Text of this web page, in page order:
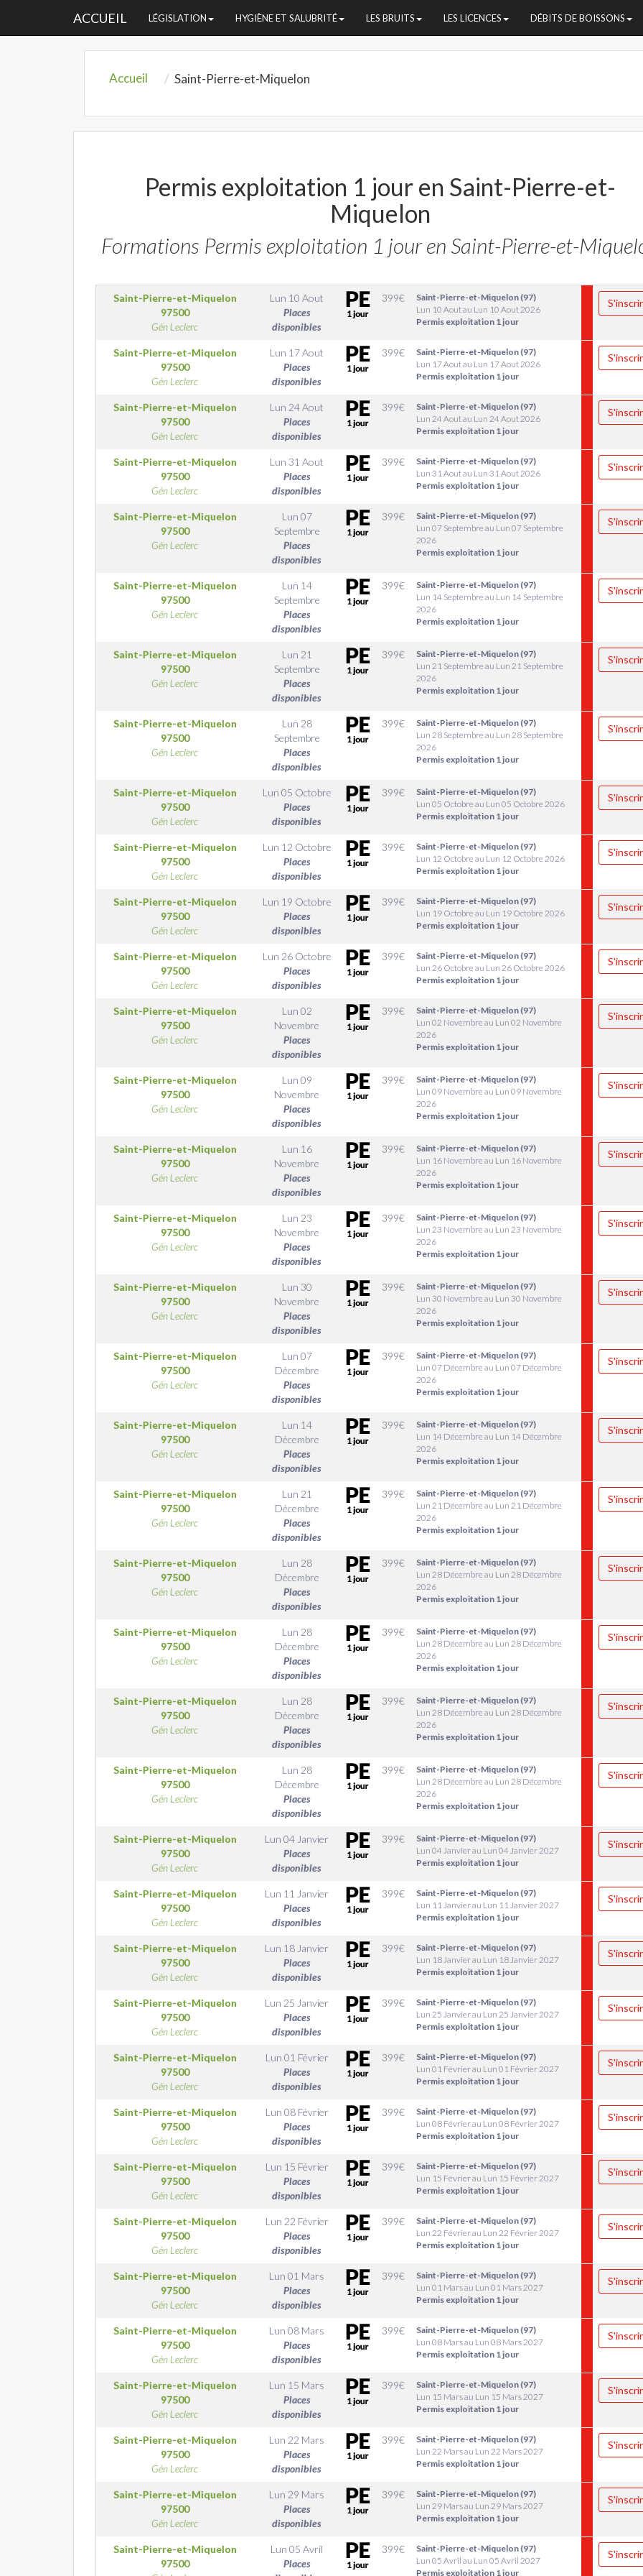
ACCUEIL LÉGISLATION HYGIÈNE ET SALUBRITÉ LES BRUITS LES LICENCES DÉBITS DE BOISSONS
Accueil Saint-Pierre-et-Miquelon
Permis exploitation 1 jour en Saint-Pierre-et-
Miquelon
Formations Permis exploitation 1 jour en Saint-Pierre-et-
Saint-Pierre-et-Miquelon
97500
Gén Leclerc
Lun 10 Aout
Places
disponibles
399€
Saint-Pierre-et-Miquelon (97)
Lun 10 Aout au Lun 10 Aout 2026
Permis exploitation 1 jour
Saint-Pierre-et-Miquelon
97500
Gén Leclerc
Lun 17 Aout
Places
disponibles
399€
Saint-Pierre-et-Miquelon (97)
Lun 17 Aout au Lun 17 Aout 2026
Permis exploitation 1 jour
Saint-Pierre-et-Miquelon
97500
Gén Leclerc
Lun 24 Aout
Places
disponibles
399€
Saint-Pierre-et-Miquelon (97)
Lun 24 Aout au Lun 24 Aout 2026
Permis exploitation 1 jour
Saint-Pierre-et-Miquelon
97500
Gén Leclerc
Lun 31 Aout
Places
disponibles
399€
Saint-Pierre-et-Miquelon (97)
Lun 31 Aout au Lun 31 Aout 2026
Permis exploitation 1 jour
Saint-Pierre-et-Miquelon
97500
Gén Leclerc
Lun 07
Septembre
Places
disponibles
399€
Saint-Pierre-et-Miquelon (97)
Lun 07 Septembre au Lun 07 Septembre
2026
Permis exploitation 1 jour
Saint-Pierre-et-Miquelon
97500
Gén Leclerc
Lun 14
Septembre
Places
disponibles
399€
Saint-Pierre-et-Miquelon (97)
Lun 14 Septembre au Lun 14 Septembre
2026
Permis exploitation 1 jour
Saint-Pierre-et-Miquelon
97500
Gén Leclerc
Lun 21
Septembre
Places
disponibles
399€
Saint-Pierre-et-Miquelon (97)
Lun 21 Septembre au Lun 21 Septembre
2026
Permis exploitation 1 jour
Saint-Pierre-et-Miquelon
97500
Gén Leclerc
Lun 28
Septembre
Places
disponibles
399€
Saint-Pierre-et-Miquelon (97)
Lun 28 Septembre au Lun 28 Septembre
2026
Permis exploitation 1 jour
Saint-Pierre-et-Miquelon
97500
Gén Leclerc
Lun 05 Octobre
Places
disponibles
399€
Saint-Pierre-et-Miquelon (97)
Lun 05 Octobre au Lun 05 Octobre 2026
Permis exploitation 1 jour
Saint-Pierre-et-Miquelon
97500
Gén Leclerc
Lun 12 Octobre
Places
disponibles
399€
Saint-Pierre-et-Miquelon (97)
Lun 12 Octobre au Lun 12 Octobre 2026
Permis exploitation 1 jour
Saint-Pierre-et-Miquelon
97500
Gén Leclerc
Lun 19 Octobre
Places
disponibles
399€
Saint-Pierre-et-Miquelon (97)
Lun 19 Octobre au Lun 19 Octobre 2026
Permis exploitation 1 jour
Saint-Pierre-et-Miquelon
97500
Gén Leclerc
Lun 26 Octobre
Places
disponibles
399€
Saint-Pierre-et-Miquelon (97)
Lun 26 Octobre au Lun 26 Octobre 2026
Permis exploitation 1 jour
Saint-Pierre-et-Miquelon
97500
Gén Leclerc
Lun 02
Novembre
Places
disponibles
399€
Saint-Pierre-et-Miquelon (97)
Lun 02 Novembre au Lun 02 Novembre
2026
Permis exploitation 1 jour
Saint-Pierre-et-Miquelon
97500
Gén Leclerc
Lun 09
Novembre
Places
disponibles
399€
Saint-Pierre-et-Miquelon (97)
Lun 09 Novembre au Lun 09 Novembre
2026
Permis exploitation 1 jour
Saint-Pierre-et-Miquelon
97500
Gén Leclerc
Lun 16
Novembre
Places
disponibles
399€
Saint-Pierre-et-Miquelon (97)
Lun 16 Novembre au Lun 16 Novembre
2026
Permis exploitation 1 jour
Saint-Pierre-et-Miquelon
97500
Gén Leclerc
Lun 23
Novembre
Places
disponibles
399€
Saint-Pierre-et-Miquelon (97)
Lun 23 Novembre au Lun 23 Novembre
2026
Permis exploitation 1 jour
Saint-Pierre-et-Miquelon
97500
Gén Leclerc
Lun 30
Novembre
Places
disponibles
399€
Saint-Pierre-et-Miquelon (97)
Lun 30 Novembre au Lun 30 Novembre
2026
Permis exploitation 1 jour
Saint-Pierre-et-Miquelon
97500
Gén Leclerc
Lun 07
Décembre
Places
disponibles
399€
Saint-Pierre-et-Miquelon (97)
Lun 07 Décembre au Lun 07 Décembre
2026
Permis exploitation 1 jour
Saint-Pierre-et-Miquelon
97500
Gén Leclerc
Lun 14
Décembre
Places
disponibles
399€
Saint-Pierre-et-Miquelon (97)
Lun 14 Décembre au Lun 14 Décembre
2026
Permis exploitation 1 jour
Saint-Pierre-et-Miquelon
97500
Gén Leclerc
Lun 21
Décembre
Places
disponibles
399€
Saint-Pierre-et-Miquelon (97)
Lun 21 Décembre au Lun 21 Décembre
2026
Permis exploitation 1 jour
Saint-Pierre-et-Miquelon
97500
Gén Leclerc
Lun 28
Décembre
Places
disponibles
399€
Saint-Pierre-et-Miquelon (97)
Lun 28 Décembre au Lun 28 Décembre
2026
Permis exploitation 1 jour
Saint-Pierre-et-Miquelon
97500
Gén Leclerc
Lun 28
Décembre
Places
disponibles
399€
Saint-Pierre-et-Miquelon (97)
Lun 28 Décembre au Lun 28 Décembre
2026
Permis exploitation 1 jour
Saint-Pierre-et-Miquelon
97500
Gén Leclerc
Lun 28
Décembre
Places
disponibles
399€
Saint-Pierre-et-Miquelon (97)
Lun 28 Décembre au Lun 28 Décembre
2026
Permis exploitation 1 jour
Saint-Pierre-et-Miquelon
97500
Gén Leclerc
Lun 28
Décembre
Places
disponibles
399€
Saint-Pierre-et-Miquelon (97)
Lun 28 Décembre au Lun 28 Décembre
2026
Permis exploitation 1 jour
Saint-Pierre-et-Miquelon
97500
Gén Leclerc
Lun 04 Janvier
Places
disponibles
399€
Saint-Pierre-et-Miquelon (97)
Lun 04 Janvier au Lun 04 Janvier 2027
Permis exploitation 1 jour
Saint-Pierre-et-Miquelon
97500
Gén Leclerc
Lun 11 Janvier
Places
disponibles
399€
Saint-Pierre-et-Miquelon (97)
Lun 11 Janvier au Lun 11 Janvier 2027
Permis exploitation 1 jour
Saint-Pierre-et-Miquelon
97500
Gén Leclerc
Lun 18 Janvier
Places
disponibles
399€
Saint-Pierre-et-Miquelon (97)
Lun 18 Janvier au Lun 18 Janvier 2027
Permis exploitation 1 jour
Saint-Pierre-et-Miquelon
97500
Gén Leclerc
Lun 25 Janvier
Places
disponibles
399€
Saint-Pierre-et-Miquelon (97)
Lun 25 Janvier au Lun 25 Janvier 2027
Permis exploitation 1 jour
Saint-Pierre-et-Miquelon
97500
Gén Leclerc
Lun 01 Février
Places
disponibles
399€
Saint-Pierre-et-Miquelon (97)
Lun 01 Février au Lun 01 Février 2027
Permis exploitation 1 jour
Saint-Pierre-et-Miquelon
97500
Gén Leclerc
Lun 08 Février
Places
disponibles
399€
Saint-Pierre-et-Miquelon (97)
Lun 08 Février au Lun 08 Février 2027
Permis exploitation 1 jour
Saint-Pierre-et-Miquelon
97500
Gén Leclerc
Lun 15 Février
Places
disponibles
399€
Saint-Pierre-et-Miquelon (97)
Lun 15 Février au Lun 15 Février 2027
Permis exploitation 1 jour
Saint-Pierre-et-Miquelon
97500
Gén Leclerc
Lun 22 Février
Places
disponibles
399€
Saint-Pierre-et-Miquelon (97)
Lun 22 Février au Lun 22 Février 2027
Permis exploitation 1 jour
Saint-Pierre-et-Miquelon
97500
Gén Leclerc
Lun 01 Mars
Places
disponibles
399€
Saint-Pierre-et-Miquelon (97)
Lun 01 Mars au Lun 01 Mars 2027
Permis exploitation 1 jour
Saint-Pierre-et-Miquelon
97500
Gén Leclerc
Lun 08 Mars
Places
disponibles
399€
Saint-Pierre-et-Miquelon (97)
Lun 08 Mars au Lun 08 Mars 2027
Permis exploitation 1 jour
Saint-Pierre-et-Miquelon
97500
Gén Leclerc
Lun 15 Mars
Places
disponibles
399€
Saint-Pierre-et-Miquelon (97)
Lun 15 Mars au Lun 15 Mars 2027
Permis exploitation 1 jour
Saint-Pierre-et-Miquelon
97500
Gén Leclerc
Lun 22 Mars
Places
disponibles
399€
Saint-Pierre-et-Miquelon (97)
Lun 22 Mars au Lun 22 Mars 2027
Permis exploitation 1 jour
Saint-Pierre-et-Miquelon
97500
Gén Leclerc
Lun 29 Mars
Places
disponibles
399€
Saint-Pierre-et-Miquelon (97)
Lun 29 Mars au Lun 29 Mars 2027
Permis exploitation 1 jour
Saint-Pierre-et-Miquelon
97500
Lun 05 Avril
Places
399€
Saint-Pierre-et-Miquelon (97)
Lun 05 Avril au Lun 05 Avril 2027
Permis exploitation 1 jour